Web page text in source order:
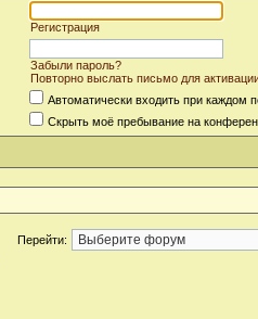
Регистрация
Забыли пароль?
Повторно выслать письмо для
Автоматически входить при каждом
Скрыть моё пребывание на
Перейти: